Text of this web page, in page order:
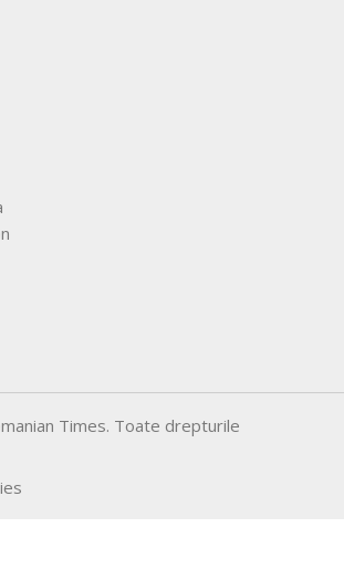
Times. Toate drepturile